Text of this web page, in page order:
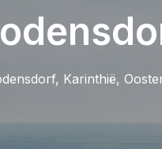
Karinthië,